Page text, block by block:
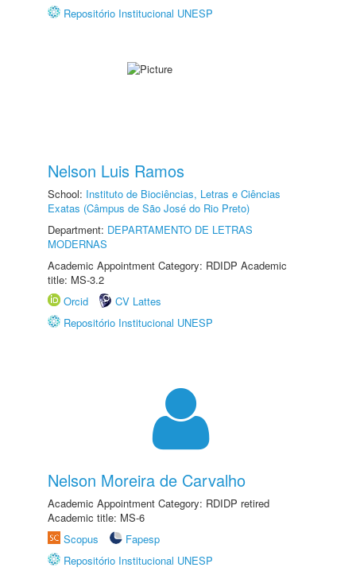
Repositório Institucional UNESP
Nelson Luis Ramos
School: Instituto de Biociências, Letras e Ciências
Exatas (Câmpus de São José do Rio Preto)
Department: DEPARTAMENTO DE LETRAS
MODERNAS
Academic Appointment Category: RDIDP Academic
title: MS-3.2
Orcid
CV Lattes
Repositório Institucional UNESP
Nelson Moreira de Carvalho
Academic Appointment Category: RDIDP retired
Academic title: MS-6
Scopus
Fapesp
Repositório Institucional UNESP